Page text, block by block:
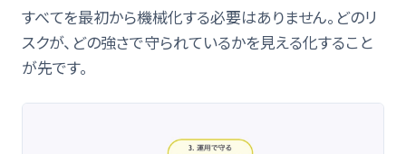
すべてを最初から機械化する必要はありません。どのリ
スクが、どの強さで守られているかを見える化すること
が先です。